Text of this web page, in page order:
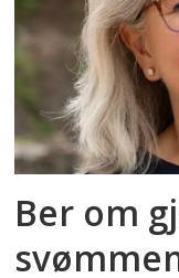
Ber om